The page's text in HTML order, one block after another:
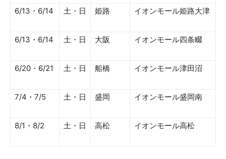
6/13・6/14 土・日 姫路 イオンモール姫路大津
6/13・6/14 土・日 大阪 イオンモール四条畷
6/20・6/21 土・日 船橋 イオンモール津田沼
7/4・7/5 土・日 盛岡 イオンモール盛岡南
8/1・8/2 土・日 高松 イオンモール高松